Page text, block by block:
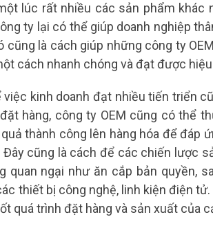
lúc rất nhiều các sản phẩm khác
ty lại có thể giúp doanh nghiệp
cũng là cách giúp những công ty
cách nhanh chóng và đạt được
việc kinh doanh đạt nhiều tiến triển
hàng, công ty OEM cũng có thể
thành công lên hàng hóa để đáp
cũng là cách để các chiến lược
quan ngại như ăn cắp bản quyền,
thiết bị công nghệ, linh kiện điện
quá trình đặt hàng và sản xuất của